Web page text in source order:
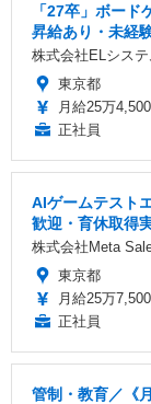
「27卒」ボード
昇給あり・未経
株式会社ELシステ
東京都
月給25万
正社員
AIゲームテスト
歓迎・育休取得
株式会社Meta
東京都
月給25万
正社員
管制・教育／《